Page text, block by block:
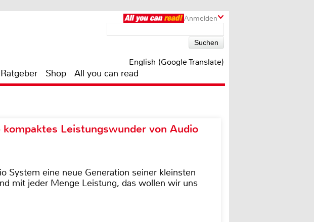
Anmelden
English (Google Translate)
Ratgeber Shop All you can read
Leistungswunder von Audio
System eine neue Generation seiner kleinsten
mit jeder Menge Leistung, das wollen wir uns